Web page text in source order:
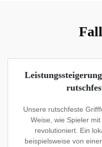
Unsere rutschfeste
Weise, wie Spieler
revolutioniert. Ein
beispielsweise von